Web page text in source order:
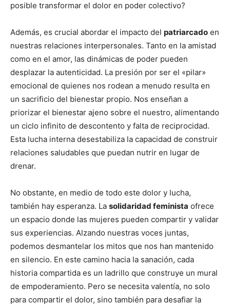
posible transformar el dolor en poder colectivo?
Además, es crucial abordar el impacto del patriarcado en
nuestras relaciones interpersonales. Tanto en la amistad
como en el amor, las dinámicas de poder pueden
desplazar la autenticidad. La presión por ser el «pilar»
emocional de quienes nos rodean a menudo resulta en
un sacrificio del bienestar propio. Nos enseñan a
priorizar el bienestar ajeno sobre el nuestro, alimentando
un ciclo infinito de descontento y falta de reciprocidad.
Esta lucha interna desestabiliza la capacidad de construir
relaciones saludables que puedan nutrir en lugar de
drenar.
No obstante, en medio de todo este dolor y lucha,
también hay esperanza. La solidaridad feminista ofrece
un espacio donde las mujeres pueden compartir y validar
sus experiencias. Alzando nuestras voces juntas,
podemos desmantelar los mitos que nos han mantenido
en silencio. En este camino hacia la sanación, cada
historia compartida es un ladrillo que construye un mural
de empoderamiento. Pero se necesita valentía, no solo
para compartir el dolor, sino también para desafiar la